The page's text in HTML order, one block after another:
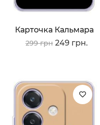
Карточка Кальмара
299 грн 249 грн.